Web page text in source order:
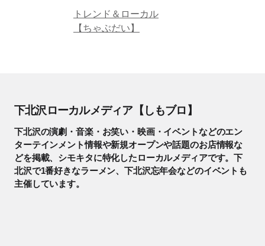
トレンド＆ローカル
【ちゃぶだい】
下北沢ローカルメディア【しもブロ】
下北沢の演劇・音楽・お笑い・映画・イベントなどのエン
ターテインメント情報や新規オープンや話題のお店情報な
どを掲載、シモキタに特化したローカルメディアです。下
北沢で1番好きなラーメン、下北沢忘年会などのイベントも
主催しています。